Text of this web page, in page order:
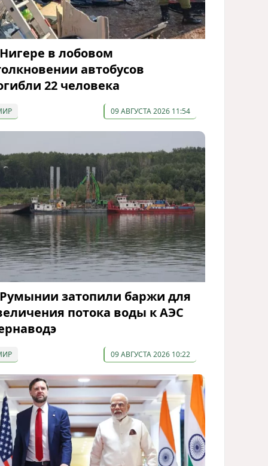
в лобовом
автобусов
22 человека
09 АВГУСТА 2026 11:54
затопили баржи для
потока воды к АЭС
09 АВГУСТА 2026 10:22